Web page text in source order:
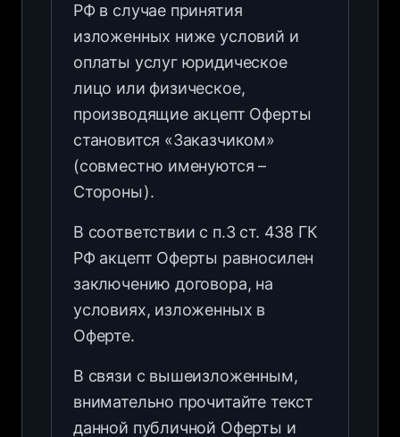
РФ в случае принятия
изложенных ниже условий и
оплаты услуг юридическое
лицо или физическое,
производящие акцепт Оферты
становится «Заказчиком»
(совместно именуются –
Стороны).
В соответствии с п.3 ст. 438 ГК
РФ акцепт Оферты равносилен
заключению договора, на
условиях, изложенных в
Оферте.
В связи с вышеизложенным,
внимательно прочитайте текст
данной публичной Оферты и